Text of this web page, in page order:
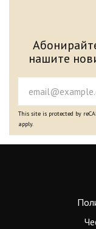
нашите
This site is protected by
apply.